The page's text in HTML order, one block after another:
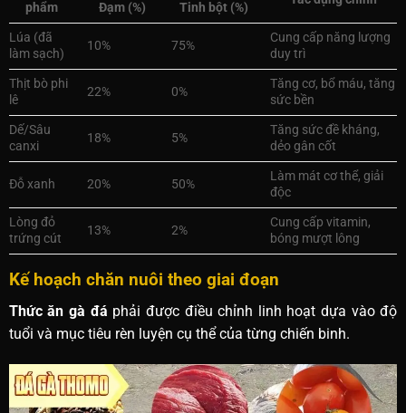
phẩm Đạm (%) Tinh bột (%)
Lúa (đã
làm sạch)
10% 75%
Cung cấp năng lượng
duy trì
Thịt bò phi
lê
22% 0%
Tăng cơ, bổ máu, tăng
sức bền
Dế/Sâu
canxi
18% 5%
Tăng sức đề kháng,
dẻo gân cốt
Đỗ xanh 20% 50%
Làm mát cơ thể, giải
độc
Lòng đỏ
trứng cút
13% 2%
Cung cấp vitamin,
bóng mượt lông
Kế hoạch chăn nuôi theo giai đoạn
Thức ăn gà đá phải được điều chỉnh linh hoạt dựa vào độ
tuổi và mục tiêu rèn luyện cụ thể của từng chiến binh.